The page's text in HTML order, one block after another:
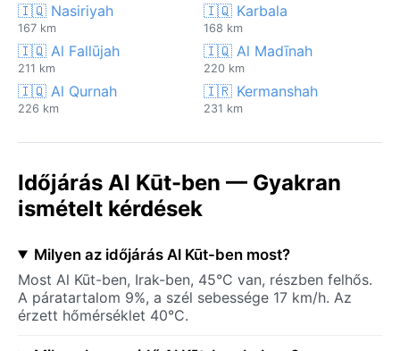
🇮🇶 Nasiriyah
167 km
🇮🇶 Karbala
168 km
🇮🇶 Al Fallūjah
211 km
🇮🇶 Al Madīnah
220 km
🇮🇶 Al Qurnah
226 km
🇮🇷 Kermanshah
231 km
Időjárás Al Kūt-ben — Gyakran
ismételt kérdések
Milyen az időjárás Al Kūt-ben most?
Most Al Kūt-ben, Irak-ben, 45°C van, részben felhős.
A páratartalom 9%, a szél sebessége 17 km/h. Az
érzett hőmérséklet 40°C.